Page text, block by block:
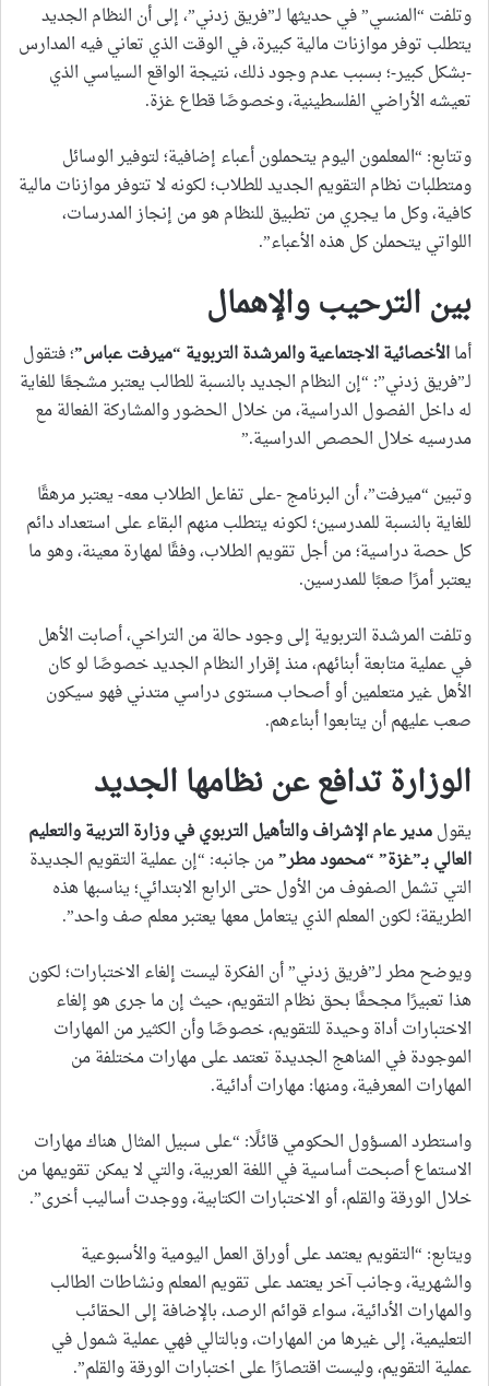
وتلفت “المنسي” في حديثها لـ”فريق زدني”، إلى أن النظام الجديد
يتطلب توفر موازنات مالية كبيرة، في الوقت الذي تعاني فيه المدارس
-بشكل كبير-؛ بسبب عدم وجود ذلك، نتيجة الواقع السياسي الذي
تعيشه الأراضي الفلسطينية، وخصوصًا قطاع غزة.
وتتابع: “المعلمون اليوم يتحملون أعباء إضافية؛ لتوفير الوسائل
ومتطلبات نظام التقويم الجديد للطلاب؛ لكونه لا تتوفر موازنات مالية
كافية، وكل ما يجري من تطبيق للنظام هو من إنجاز المدرسات،
اللواتي يتحملن كل هذه الأعباء”.
بين الترحيب والإهمال
أماالأخصائية الاجتماعية والمرشدة التربوية “ميرفت عباس”؛ فتقول
لـ”فريق زدني”: “إن النظام الجديد بالنسبة للطالب يعتبر مشجعًا للغاية
له داخل الفصول الدراسية، من خلال الحضور والمشاركة الفعالة مع
مدرسيه خلال الحصص الدراسية.”
وتبين “ميرفت”، أن البرنامج -على تفاعل الطلاب معه- يعتبر مرهقًا
للغاية بالنسبة للمدرسين؛ لكونه يتطلب منهم البقاء على استعداد دائم
كل حصة دراسية؛ من أجل تقويم الطلاب، وفقًا لمهارة معينة، وهو ما
يعتبر أمرًا صعبًا للمدرسين.
وتلفت المرشدة التربوية إلى وجود حالة من التراخي، أصابت الأهل
في عملية متابعة أبنائهم، منذ إقرار النظام الجديد خصوصًا لو كان
الأهل غير متعلمين أو أصحاب مستوى دراسي متدني فهو سيكون
صعب عليهم أن يتابعوا أبناءهم.
الوزارة تدافع عن نظامها الجديد
يقولمدير عام الإشراف والتأهيل التربوي في وزارة التربية والتعليم
العالي بـ”غزة” “محمود مطر”من جانبه: “إن عملية التقويم الجديدة
التي تشمل الصفوف من الأول حتى الرابع الابتدائي؛ يناسبها هذه
الطريقة؛ لكون المعلم الذي يتعامل معها يعتبر معلم صف واحد”.
ويوضح مطر لـ”فريق زدني” أن الفكرة ليست إلغاء الاختبارات؛ لكون
هذا تعبيرًا مجحفًا بحق نظام التقويم، حيث إن ما جرى هو إلغاء
الاختبارات أداة وحيدة للتقويم، خصوصًا وأن الكثير من المهارات
الموجودة في المناهج الجديدة تعتمد على مهارات مختلفة من
المهارات المعرفية، ومنها: مهارات أدائية.
واستطرد المسؤول الحكومي قائلًا: “على سبيل المثال هناك مهارات
الاستماع أصبحت أساسية في اللغة العربية، والتي لا يمكن تقويمها من
خلال الورقة والقلم، أو الاختبارات الكتابية، ووجدت أساليب أخرى”.
ويتابع: “التقويم يعتمد على أوراق العمل اليومية والأسبوعية
والشهرية، وجانب آخر يعتمد على تقويم المعلم ونشاطات الطالب
والمهارات الأدائية، سواء قوائم الرصد، بالإضافة إلى الحقائب
التعليمية، إلى غيرها من المهارات، وبالتالي فهي عملية شمول في
عملية التقويم، وليست اقتصارًا على اختبارات الورقة والقلم”.